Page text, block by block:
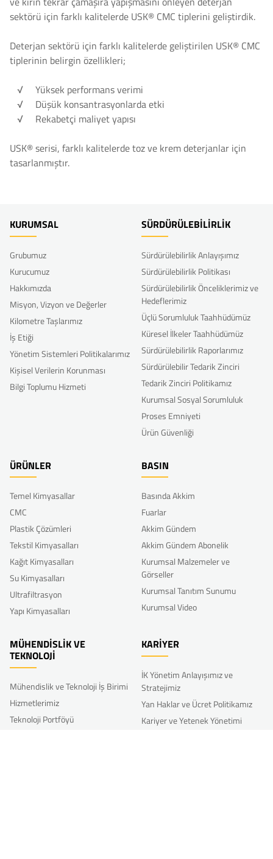
sektörü için farklı kalitelerde USK® CMC tiplerini geliştirdik.
Deterjan sektörü için farklı kalitelerde geliştirilen USK® CMC
tiplerinin belirgin özellikleri;
√ Yüksek performans verimi
√ Düşük konsantrasyonlarda etki
√ Rekabetçi maliyet yapısı
USK® serisi, farklı kalitelerde toz ve krem deterjanlar için
tasarlanmıştır.
KURUMSAL
Grubumuz
Kurucumuz
Hakkımızda
Misyon, Vizyon ve Değerler
Kilometre Taşlarımız
İş Etiği
Yönetim Sistemleri Politikalarımız
Kişisel Verilerin Korunması
Bilgi Toplumu Hizmeti
SÜRDÜRÜLEBİLİRLİK
Sürdürülebilirlik Anlayışımız
Sürdürülebilirlik Politikası
Sürdürülebilirlik Önceliklerimiz ve
Hedeflerimiz
Üçlü Sorumluluk Taahhüdümüz
Küresel İlkeler Taahhüdümüz
Sürdürülebilirlik Raporlarımız
Sürdürülebilir Tedarik Zinciri
Tedarik Zinciri Politikamız
Kurumsal Sosyal Sorumluluk
Proses Emniyeti
Ürün Güvenliği
ÜRÜNLER
Temel Kimyasallar
CMC
Plastik Çözümleri
Tekstil Kimyasalları
Kağıt Kimyasalları
Su Kimyasalları
Ultrafiltrasyon
Yapı Kimyasalları
BASIN
Basında Akkim
Fuarlar
Akkim Gündem
Akkim Gündem Abonelik
Kurumsal Malzemeler ve
Görseller
Kurumsal Tanıtım Sunumu
Kurumsal Video
MÜHENDİSLİK VE
TEKNOLOJİ
Mühendislik ve Teknoloji İş Birimi
Hizmetlerimiz
Teknoloji Portföyü
KARİYER
İK Yönetim Anlayışımız ve
Stratejimiz
Yan Haklar ve Ücret Politikamız
Kariyer ve Yetenek Yönetimi